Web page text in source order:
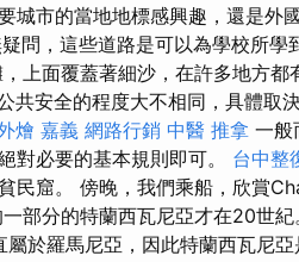
城市的當地地標感興趣，還是外
問，這些道路是可以為學校所
上面覆蓋著細沙，在許多地方
共安全的程度大不相同，具體取
燴 嘉義 網路行銷 中醫 推拿 一般
對必要的基本規則即可。 台中整
民窟。 傍晚，我們乘船，欣賞
部分的特蘭西瓦尼亞才在20世紀
於羅馬尼亞，因此特蘭西瓦尼